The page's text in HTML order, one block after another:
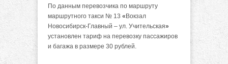
По данным перевозчика по маршруту
маршрутного такси № 13 «Вокзал
Новосибирск-Главный – ул. Учительская»
установлен тариф на перевозку пассажиров
и багажа в размере 30 рублей.